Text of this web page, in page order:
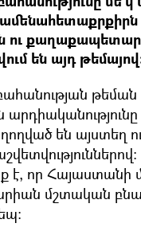
ու
են այդ
թեման
են այստեղ
է, որ Հայաստանի
մշտական